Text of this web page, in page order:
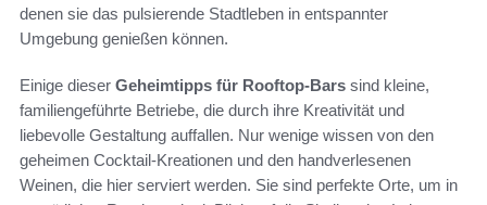
denen sie das pulsierende Stadtleben in entspannter
Umgebung genießen können.
Einige dieser Geheimtipps für Rooftop-Bars sind kleine,
familiengeführte Betriebe, die durch ihre Kreativität und
liebevolle Gestaltung auffallen. Nur wenige wissen von den
geheimen Cocktail-Kreationen und den handverlesenen
Weinen, die hier serviert werden. Sie sind perfekte Orte, um in